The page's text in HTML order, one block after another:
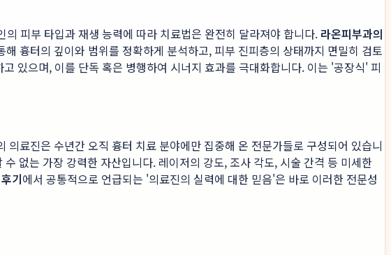
피부 타입과 재생 능력에 따라 치료법은 완전히 달라져야 합니다. 라온피부과의
흉터의 깊이와 범위를 정확하게 분석하고, 피부 진피층의 상태까지 면밀히 검토
있으며, 이를 단독 혹은 병행하여 시너지 효과를 극대화합니다. 이는 '공장식' 피
의료진은 수년간 오직 흉터 치료 분야에만 집중해 온 전문가들로 구성되어 있습니
없는 가장 강력한 자산입니다. 레이저의 강도, 조사 각도, 시술 간격 등 미세한
기에서 공통적으로 언급되는 '의료진의 실력에 대한 믿음'은 바로 이러한 전문성